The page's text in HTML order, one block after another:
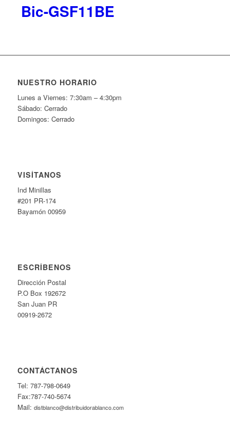
Bic-GSF11BE
NUESTRO HORARIO
Lunes a Viernes: 7:30am – 4:30pm
Sábado: Cerrado
Domingos: Cerrado
VISÍTANOS
Ind Minillas
#201 PR-174
Bayamón 00959
ESCRÍBENOS
Dirección Postal
P.O Box 192672
San Juan PR
00919-2672
CONTÁCTANOS
Tel: 787-798-0649
Fax:787-740-5674
Mail: distblanco@distribuidorablanco.com